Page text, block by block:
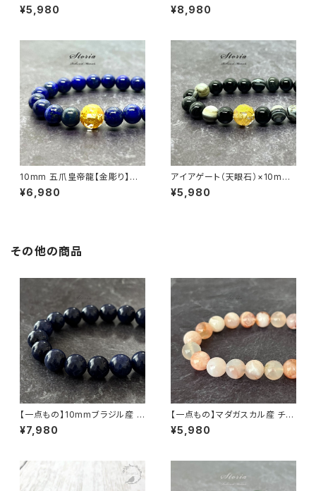
爪皇帝龍【金彫り】水晶 ブレスレ
ット
¥5,980
皇帝龍【金彫り】水晶 ブレスレッ
ト
¥8,980
10mm 五爪皇帝龍【金彫り】水
晶×ラピスラズリ（瑠璃）ブレスレ
ット
¥6,980
アイアゲート（天眼石）×10mm
五爪皇帝龍【金彫り】水晶 ブレ
スレット
¥5,980
その他の商品
【一点もの】10mmブラジル産 ソ
ーダライト ブレスレット【鑑別済
み】
¥7,980
【一点もの】マダガスカル産 チェ
リーブロッサムアゲート（桜瑪
瑙） 8mm ブレスレット【M0714
¥5,980